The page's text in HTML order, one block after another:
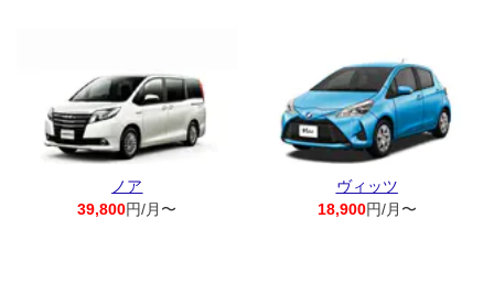
ノア
39,800円/月〜
ヴィッツ
18,900円/月〜